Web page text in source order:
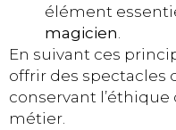
élément
magicien
En suivant ces
offrir des spectacles
conservant
métier.